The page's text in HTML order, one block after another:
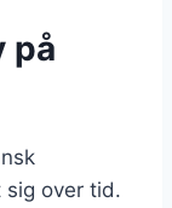
på
sig over tid.